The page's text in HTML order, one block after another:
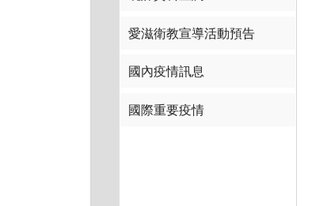
愛滋衛教宣導活動預告
國內疫情訊息
國際重要疫情